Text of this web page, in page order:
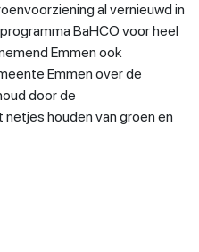
al vernieuwd in
BaHCO voor heel
Emmen ook
Emmen over de
door de
houden van groen en